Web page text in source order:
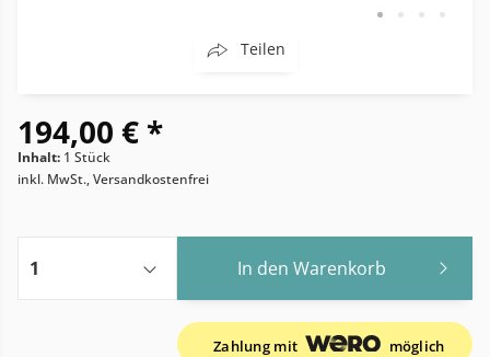
Teilen
194,00 € *
Inhalt: 1 Stück
inkl. MwSt., Versandkostenfrei
In den Warenkorb
Zahlung mit möglich